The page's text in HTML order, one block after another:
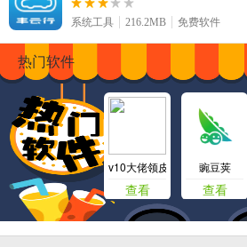
系统工具 216.2MB 免费软件
热门软件
v10大佬领皮肤
查看
豌豆荚
查看